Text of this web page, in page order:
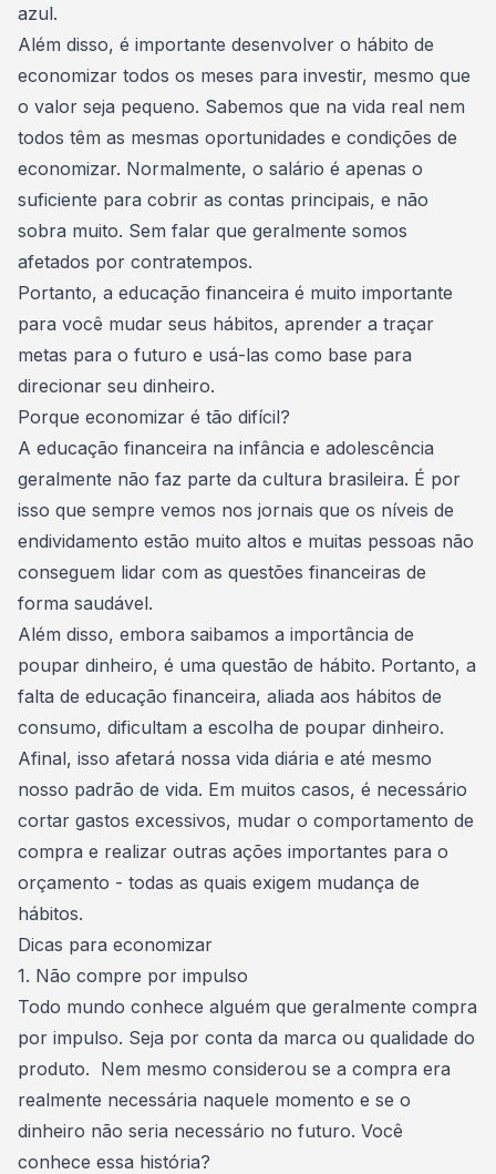
azul.
Além disso, é importante desenvolver o hábito de
economizar todos os meses para investir, mesmo que
o valor seja pequeno. Sabemos que na vida real nem
todos têm as mesmas oportunidades e condições de
economizar. Normalmente, o salário é apenas o
suficiente para cobrir as contas principais, e não
sobra muito. Sem falar que geralmente somos
afetados por contratempos.
Portanto, a educação financeira é muito importante
para você mudar seus hábitos, aprender a traçar
metas para o futuro e usá-las como base para
direcionar seu dinheiro.
Porque economizar é tão difícil?
A educação financeira na infância e adolescência
geralmente não faz parte da cultura brasileira. É por
isso que sempre vemos nos jornais que os níveis de
endividamento estão muito altos e muitas pessoas não
conseguem lidar com as questões financeiras de
forma saudável.
Além disso, embora saibamos a importância de
poupar dinheiro, é uma questão de hábito. Portanto, a
falta de educação financeira, aliada aos hábitos de
consumo, dificultam a escolha de poupar dinheiro.
Afinal, isso afetará nossa vida diária e até mesmo
nosso padrão de vida. Em muitos casos, é necessário
cortar gastos excessivos, mudar o comportamento de
compra e realizar outras ações importantes para o
orçamento - todas as quais exigem mudança de
hábitos.
Dicas para economizar
1. Não compre por impulso
Todo mundo conhece alguém que geralmente compra
por impulso. Seja por conta da marca ou qualidade do
produto. Nem mesmo considerou se a compra era
realmente necessária naquele momento e se o
dinheiro não seria necessário no futuro. Você
conhece essa história?